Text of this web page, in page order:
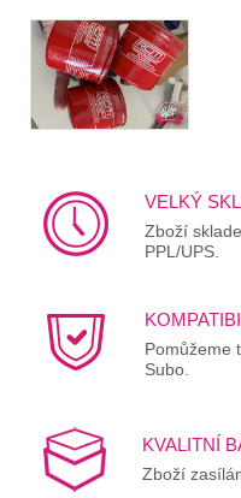
VELKÝ
Zboží
PPL/UPS.
Pomůžeme
Subo.
KVALITNÍ
Zboží